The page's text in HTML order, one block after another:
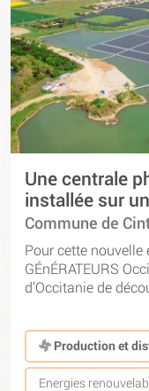
Une centrale
installée sur
Commune de
Pour cette nouvelle
GÉnÉRATEURS
d’Occitanie de
Production et
Energies